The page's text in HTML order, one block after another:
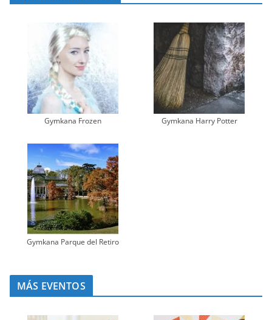
Gymkana Frozen Gymkana Harry Potter
Gymkana Parque del Retiro
MÁS EVENTOS